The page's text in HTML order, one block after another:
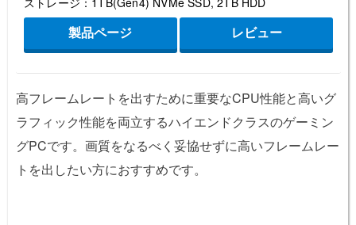
製品ページ レビュー
高フレームレートを出すために重要なCPU性能と高いグ
ラフィック性能を両立するハイエンドクラスのゲーミン
グPCです。画質をなるべく妥協せずに高いフレームレー
トを出したい方におすすめです。